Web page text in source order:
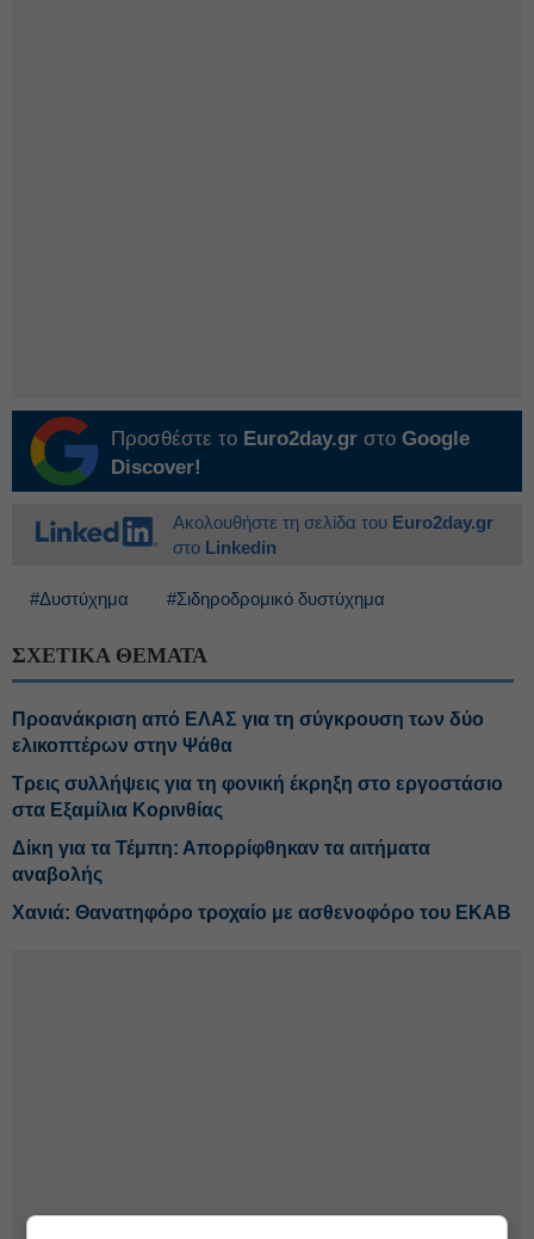
Προσθέστε το Euro2day.gr στο Google
Discover!
Ακολουθήστε τη σελίδα του Euro2day.gr
στο Linkedin
#Δυστύχημα #Σιδηροδρομικό δυστύχημα
ΣΧΕΤΙΚΑ ΘΕΜΑΤΑ
Προανάκριση από ΕΛΑΣ για τη σύγκρουση των δύο
ελικοπτέρων στην Ψάθα
Τρεις συλλήψεις για τη φονική έκρηξη στο εργοστάσιο
στα Εξαμίλια Κορινθίας
Δίκη για τα Τέμπη: Απορρίφθηκαν τα αιτήματα
αναβολής
Χανιά: Θανατηφόρο τροχαίο με ασθενοφόρο του ΕΚΑΒ